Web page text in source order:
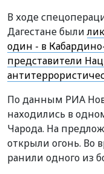
В ходе
Дагестане были
один - в
представители
По данным РИА
находились в
Чарода. На
открыли огонь. Во
ранили одного из